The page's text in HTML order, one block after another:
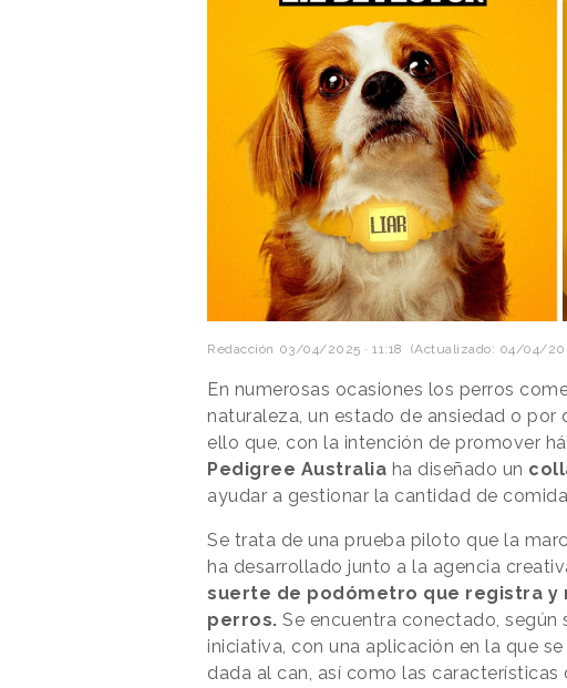
Redacción 03/04/2025 · 11:18 (Actualizado: 04/04/
En numerosas ocasiones los perros
naturaleza, un estado de ansiedad o
ello que, con la intención de promover
Pedigree Australia ha diseñado un
ayudar a gestionar la cantidad de
Se trata de una prueba piloto que la
ha desarrollado junto a la agencia
suerte de podómetro que registra y
perros. Se encuentra conectado, según
iniciativa, con una aplicación en la que
dada al can, así como las